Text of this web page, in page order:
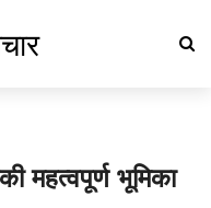
महत्वपूर्ण भूमिका